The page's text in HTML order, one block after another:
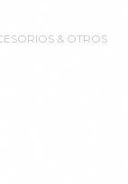
& OTROS